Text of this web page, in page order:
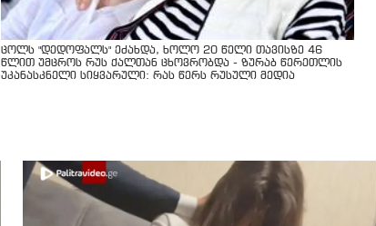
ცოლს "დედოფალს" ეძახდა, ხოლო 20 წელი თავისზე 46
წლით უმცროს რუს ქალთან ცხოვრობდა - ზურაბ წერეთლის
უკანასკნელი სიყვარული: რას წერს რუსული მედია